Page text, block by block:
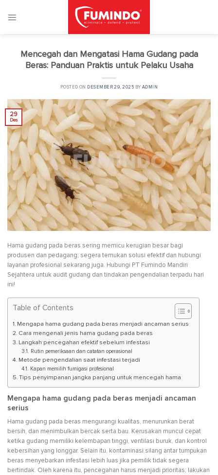
Mencegah dan Mengatasi Hama Gudang pada
Beras: Panduan Praktis untuk Pelaku Usaha
POSTED ON DESEMBER 29, 2025 BY ADMIN
29
Des
Hama gudang pada beras sering memicu kerugian besar bagi
produsen dan pedagang; segera temukan solusi efektif dan hubungi
layanan profesional sekarang juga. Hubungi PT Fumindo Mandiri
Sejahtera untuk audit gudang dan tindakan pengendalian terpadu hari
ini!
Table of Contents
Mengapa hama gudang pada beras menjadi ancaman serius
Cara mengenali jenis hama gudang pada beras
Langkah pencegahan efektif sebelum infestasi
Rutin pemeriksaan dan catatan operasional
Metode pengendalian saat infestasi terjadi
Kapan memilih fumigasi profesional
Tips penyimpanan jangka panjang untuk mencegah hama
Mengapa hama gudang pada beras menjadi ancaman
serius
Hama gudang pada beras mengurangi kualitas, menurunkan berat
bersih, dan menimbulkan bercak serta bau. Kerusakan muncul cepat
ketika gudang memiliki kelembapan tinggi, ventilasi buruk, dan kontrol
kebersihan yang longgar. Selain itu, kontaminasi silang antar tumpukan
beras menyebarkan infestasi lebih luas jika pemilik tidak segera
bertindak. Oleh karena itu, pencegahan harus menjadi prioritas; lakukan